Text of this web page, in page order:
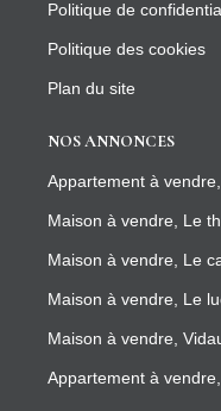
Politique de
Politique des cookies
Plan du site
NOS ANNONCES
Appartement à
Maison à vendre, Le
Maison à vendre, Le
Maison à vendre, Le
Maison à vendre,
Appartement à